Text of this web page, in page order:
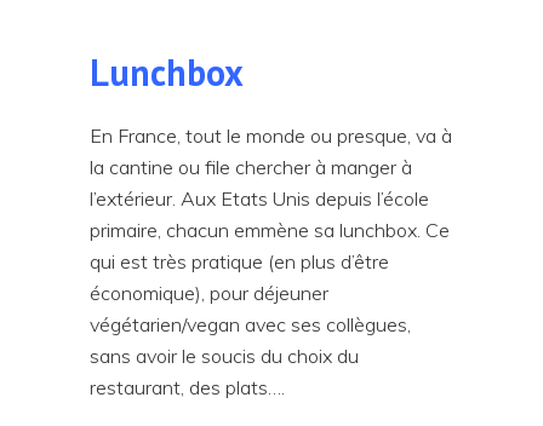
Lunchbox
En France, tout le monde ou presque, va à
la cantine ou file chercher à manger à
l’extérieur. Aux Etats Unis depuis l’école
primaire, chacun emmène sa lunchbox. Ce
qui est très pratique (en plus d’être
économique), pour déjeuner
végétarien/vegan avec ses collègues,
sans avoir le soucis du choix du
restaurant, des plats….